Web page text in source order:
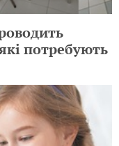
потребують